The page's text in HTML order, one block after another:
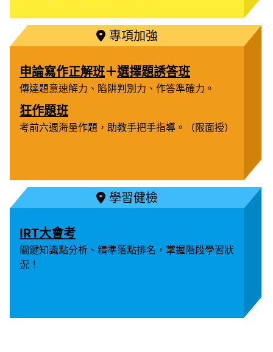
專項加強
申論寫作正解班＋選擇題誘答班
傳達題意速解力、陷阱判別力、作答準確力。
狂作題班
考前六週海量作題，助教手把手指導。（限面授）
學習健檢
IRT大會考
關鍵知識點分析、精準落點排名，掌握階段學習狀
況！